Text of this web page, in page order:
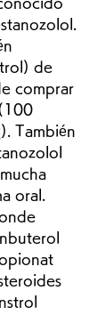
de
comprar
También
oral.